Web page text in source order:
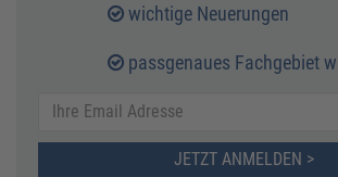
wichtige Neuerungen
passgenaues Fachgebiet
JETZT ANMELDEN >